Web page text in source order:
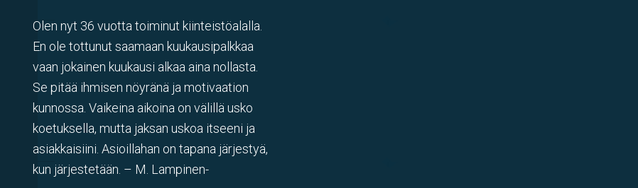
Olen nyt 36 vuotta toiminut kiinteistöalalla.
En ole tottunut saamaan kuukausipalkkaa
vaan jokainen kuukausi alkaa aina nollasta.
Se pitää ihmisen nöyränä ja motivaation
kunnossa. Vaikeina aikoina on välillä usko
koetuksella, mutta jaksan uskoa itseeni ja
asiakkaisiini. Asioillahan on tapana järjestyä,
kun järjestetään. – M. Lampinen-